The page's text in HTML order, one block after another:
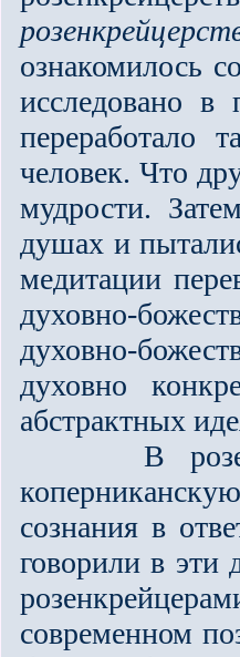
ознакомилось
исследовано
переработало
человек. Что
мудрости.
душах и
медитации
духовно-
духовно-
духовно
абстрактных
В
созна­ния в
говорили в эти
современном